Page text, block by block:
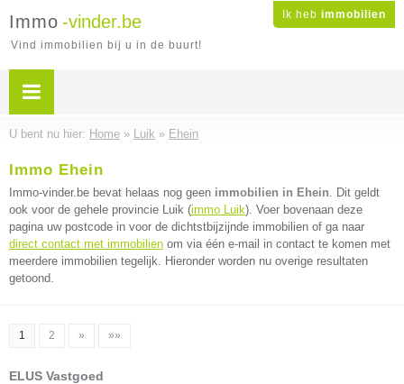
Ik heb immobilien
Immo -vinder.be
Vind immobilien bij u in de buurt!
U bent nu hier: Home » Luik » Ehein
Immo Ehein
Immo-vinder.be bevat helaas nog geen immobilien in Ehein. Dit geldt
ook voor de gehele provincie Luik (immo Luik). Voer bovenaan deze
pagina uw postcode in voor de dichtstbijzijnde immobilien of ga naar
direct contact met immobilien om via één e-mail in contact te komen met
meerdere immobilien tegelijk. Hieronder worden nu overige resultaten
getoond.
1 2 » »»
ELUS Vastgoed